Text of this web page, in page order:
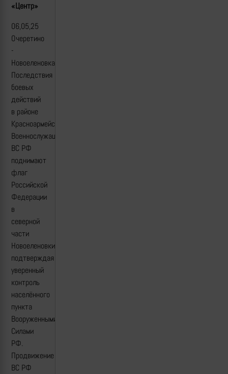
«Центр»
06,05,25
Очеретино
-
Новоеленовка
Последствия
боевых
действий
в районе
Красноармейска.
Военнослужащие
ВС РФ
поднимают
флаг
Российской
Федерации
в
северной
части
Новоеленовки,
подтверждая
уверенный
контроль
населённого
пункта
Вооруженными
Силами
РФ.
Продвижение
ВС РФ